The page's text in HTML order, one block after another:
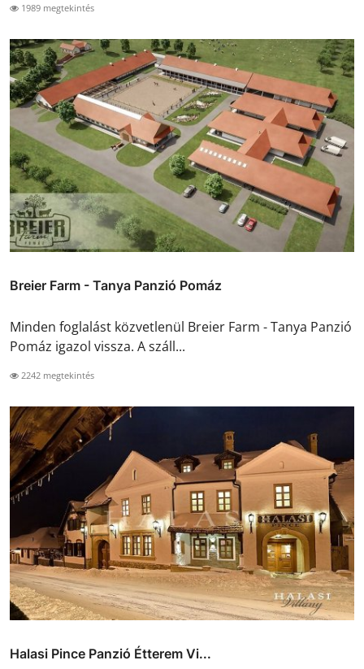
1989 megtekintés
Breier Farm - Tanya Panzió Pomáz
Minden foglalást közvetlenül Breier Farm - Tanya Panzió
Pomáz igazol vissza. A száll...
2242 megtekintés
Halasi Pince Panzió Étterem Vi...